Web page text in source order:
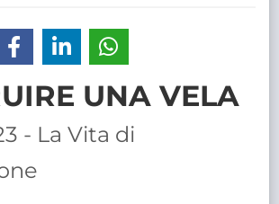
UNA VELA
- La Vita di